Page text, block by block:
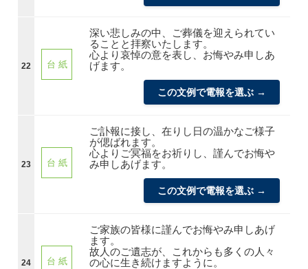
22 台 紙
深い悲しみの中、ご葬儀を迎えられてい
ることと拝察いたします。
心より哀悼の意を表し、お悔やみ申しあ
げます。
この文例で電報を選ぶ →
23 台 紙
ご訃報に接し、在りし日の温かなご様子
が偲ばれます。
心よりご冥福をお祈りし、謹んでお悔や
み申しあげます。
この文例で電報を選ぶ →
24 台 紙
ご家族の皆様に謹んでお悔やみ申しあげ
ます。
故人のご遺志が、これからも多くの人々
の心に生き続けますように。